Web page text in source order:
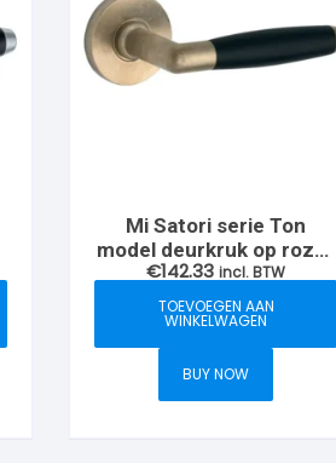
Mi Satori serie Ton
model deurkruk op rozet
rond verdekt, Messing-
antiek/ebben
€142.33 incl. BTW
TOEVOEGEN AAN
WINKELWAGEN
BUY NOW